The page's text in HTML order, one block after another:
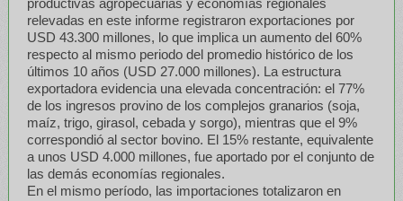
relevadas en este informe registraron exportaciones por
USD 43.300 millones, lo que implica un aumento del 60%
respecto al mismo periodo del promedio histórico de los
últimos 10 años (USD 27.000 millones). La estructura
exportadora evidencia una elevada concentración: el 77%
de los ingresos provino de los complejos granarios (soja,
maíz, trigo, girasol, cebada y sorgo), mientras que el 9%
correspondió al sector bovino. El 15% restante, equivalente
a unos USD 4.000 millones, fue aportado por el conjunto de
las demás economías regionales.
En el mismo período, las importaciones totalizaron en